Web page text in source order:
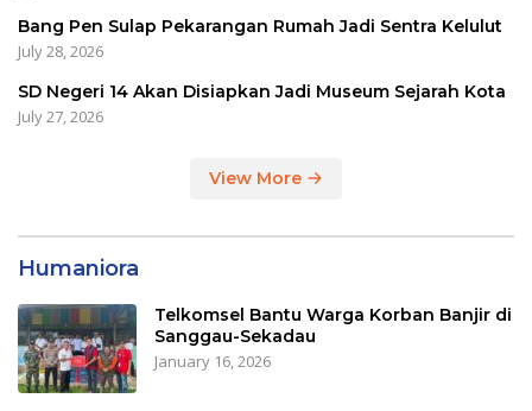
Bang Pen Sulap Pekarangan Rumah Jadi Sentra Kelulut
July 28, 2026
SD Negeri 14 Akan Disiapkan Jadi Museum Sejarah Kota
July 27, 2026
View More
Humaniora
Telkomsel Bantu Warga Korban Banjir di
Sanggau-Sekadau
January 16, 2026